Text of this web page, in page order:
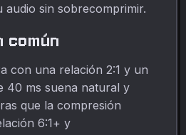
audio sin sobrecomprimir.
común
con una relación 2:1 y un
40 ms suena natural y
que la compresión
6:1+ y